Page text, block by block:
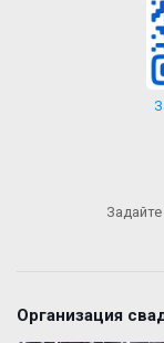
Организация